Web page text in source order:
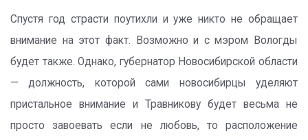
Спустя год страсти поутихли и уже никто не обращает
внимание на этот факт. Возможно и с мэром Вологды
будет также. Однако, губернатор Новосибирской области
— должность, которой сами новосибирцы уделяют
пристальное внимание и Травникову будет весьма не
просто завоевать если не любовь, то расположение